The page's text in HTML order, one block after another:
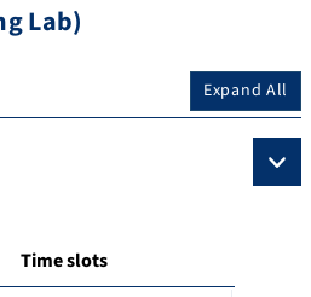
Lab)
Expand All
Time slots